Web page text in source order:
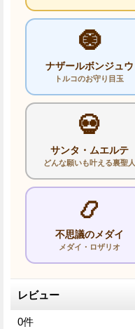
🧿
ナザールボンジュウ
トルコのお守り目玉
💀
サンタ・ムエルテ
どんな願いも叶える裏聖人
📿
不思議のメダイ
メダイ・ロザリオ
レビュー
0件